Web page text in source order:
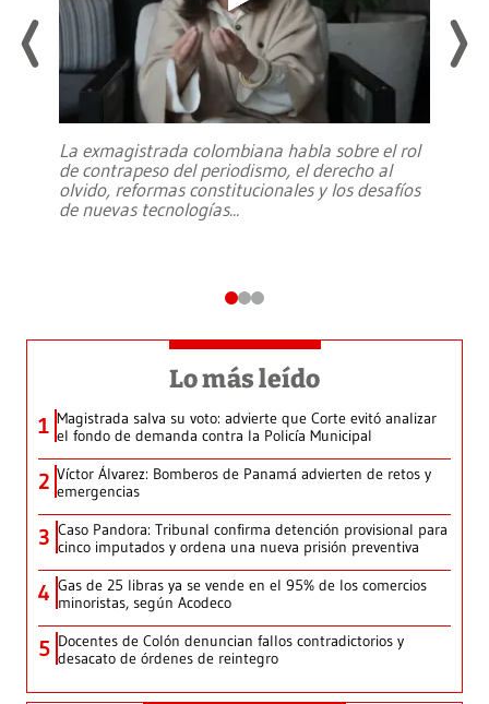
La exmagistrada colombiana habla sobre el rol
de contrapeso del periodismo, el derecho al
olvido, reformas constitucionales y los desafíos
de nuevas tecnologías...
Lo más leído
1 Magistrada salva su voto: advierte que Corte evitó analizar
el fondo de demanda contra la Policía Municipal
2 Víctor Álvarez: Bomberos de Panamá advierten de retos y
emergencias
3 Caso Pandora: Tribunal confirma detención provisional para
cinco imputados y ordena una nueva prisión preventiva
4 Gas de 25 libras ya se vende en el 95% de los comercios
minoristas, según Acodeco
5 Docentes de Colón denuncian fallos contradictorios y
desacato de órdenes de reintegro